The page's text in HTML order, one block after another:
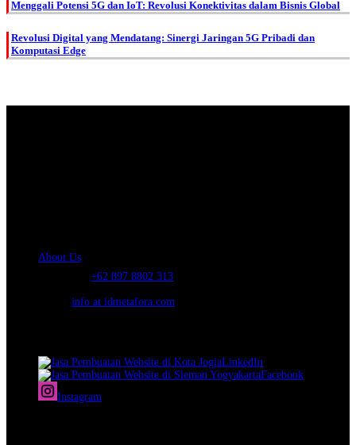
Menggali Potensi 5G dan IoT: Revolusi Konektivitas dalam Bisnis Global
Revolusi Digital yang Mendatang: Sinergi Jaringan 5G Pribadi dan
Komputasi Edge
About Us
+62 897 8802 313
info at idmetafora.com
LinkedIn
Facebook
Instagram